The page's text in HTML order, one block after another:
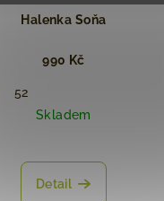
Halenka ⁠Soňa
990 Kč
52
Skladem
Detail